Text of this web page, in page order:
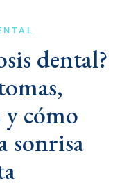
dental?
cómo
sonrisa